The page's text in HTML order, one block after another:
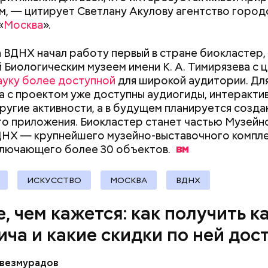
— цитирует Светлану Акулову агентство
Москва».
ВДНХ начал работу первый в стране биокластер,
Биологическим музеем имени К. А. Тимирязева с
более доступной для широкой аудитории.
с проектом уже доступны аудиогиды,
активности, а в будущем планируется
приложения. Биокластер станет частью
— крупнейшего музейно-выставочного
более 30 объектов.
ИСКУССТВО МОСКВА ВДНХ
чем кажется: как получить
и какие скидки по ней
товары;
(частные клиники);
(курсы и учебные центры);
и косметика;
питания (супермаркеты, магазины у дома);
магазины;
право и финансы;
и электроника;
дома;
в пяти округах города, подчеркнули в ЦОДД:
документы